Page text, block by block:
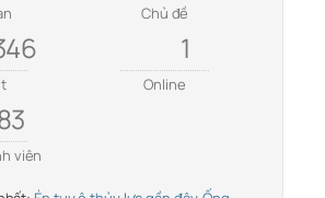
Chủ đề
1
Online
viên